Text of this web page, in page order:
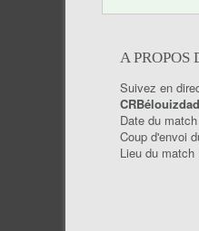
A PROPOS
Suivez en
Date du match
Coup d'envoi
Lieu du match